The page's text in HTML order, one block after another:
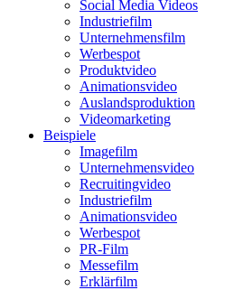
Social Media Videos
Industriefilm
Unternehmensfilm
Werbespot
Produktvideo
Animationsvideo
Auslandsproduktion
Videomarketing
Beispiele
Imagefilm
Unternehmensvideo
Recruitingvideo
Industriefilm
Animationsvideo
Werbespot
PR-Film
Messefilm
Erklärfilm